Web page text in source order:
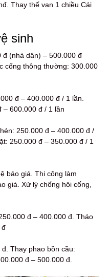
Thay thế van 1 chiều Cái
sinh
(nhà dân) – 500.000 đ
cống thông thường: 300.000
đ – 400.000 đ / 1 lần.
– 600.000 đ / 1 lần
250.000 đ – 400.000 đ /
250.000 đ – 350.000 đ / 1
báo giá. Thi công làm
giá. Xử lý chống hôi cống,
đ – 400.000 đ. Tháo
đ
Thay phao bồn cầu:
đ – 500.000 đ.